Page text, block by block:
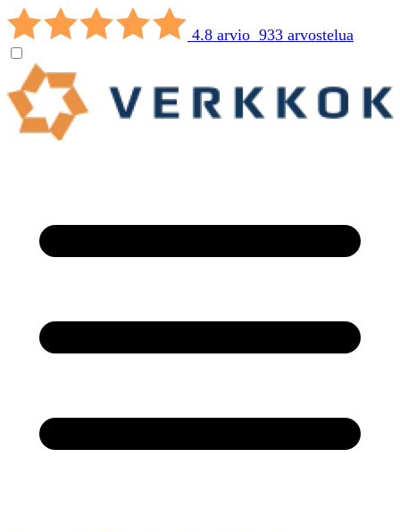
4.8 arvio 933 arvostelua